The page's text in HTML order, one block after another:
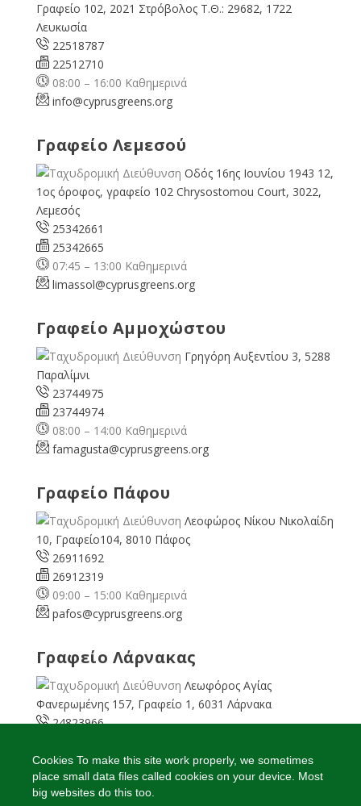
Γραφείο 102, 2021 Στρόβολος Τ.Θ.: 29682, 1722
Λευκωσία
22518787
22512710
08:00 – 16:00 Καθημερινά
info@cyprusgreens.org
Γραφείο Λεμεσού
Οδός 16ης Ιουνίου 1943 12,
1ος όροφος, γραφείο 102 Chrysostomou Court, 3022,
Λεμεσός
25342661
25342665
07:45 – 13:00 Καθημερινά
limassol@cyprusgreens.org
Γραφείο Αμμοχώστου
Γρηγόρη Αυξεντίου 3, 5288
Παραλίμνι
23744975
23744974
08:00 – 14:00 Καθημερινά
famagusta@cyprusgreens.org
Γραφείο Πάφου
Λεοφώρος Νίκου Νικολαίδη
10, Γραφείο104, 8010 Πάφος
26911692
26912319
09:00 – 15:00 Καθημερινά
pafos@cyprusgreens.org
Γραφείο Λάρνακας
Λεωφόρος Αγίας
Φανερωμένης 157, Γραφείο 1, 6031 Λάρνακα
24823966
08:00 – 16:00 Καθημερινά
larnaka@cyprusgreens. org
Cookies To make this site work properly, we sometimes
place small data files called cookies on your device. Most
big websites do this too.